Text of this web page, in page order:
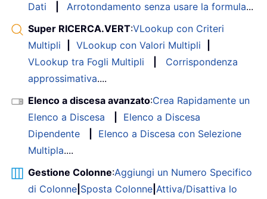
Dati
Arrotondamento senza usare la formula...
Super RICERCA.VERT:VLookup con Criteri
Multipli
VLookup con Valori Multipli
VLookup tra Fogli Multipli
Corrispondenza
approssimativa....
Elenco a discesa avanzato:Crea Rapidamente un
Elenco a Discesa
Elenco a Discesa
Dipendente
Elenco a Discesa con Selezione
Multipla....
Gestione Colonne:Aggiungi un Numero Specifico
di Colonne Sposta Colonne Attiva/Disattiva lo